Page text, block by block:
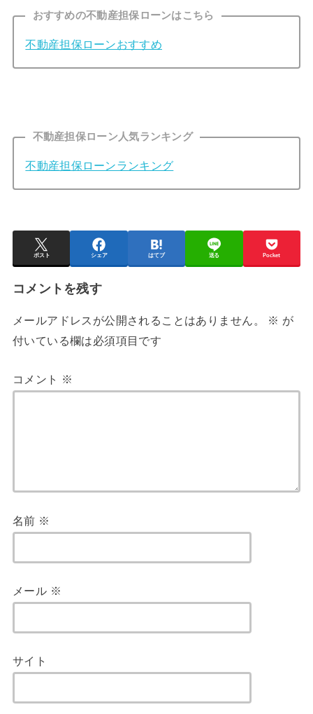
おすすめの不動産担保ローンはこちら
不動産担保ローンおすすめ
不動産担保ローン人気ランキング
不動産担保ローンランキング
ポスト シェア はてブ 送る Pocket
コメントを残す
メールアドレスが公開されることはありません。 ※ が
付いている欄は必須項目です
コメント ※
名前 ※
メール ※
サイト